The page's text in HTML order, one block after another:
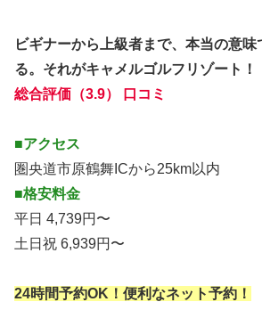
ビギナーから上級者まで、本当の意
る。それがキャメルゴルフリゾート！
総合評価（3.9） 口コミ
■アクセス
圏央道市原鶴舞ICから25km以内
■格安料金
平日 4,739円〜
土日祝 6,939円〜
24時間予約OK！便利なネット予約！